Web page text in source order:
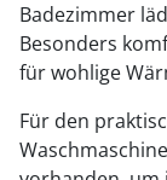
Badezimmer
Besonders
für wohlige
Für den